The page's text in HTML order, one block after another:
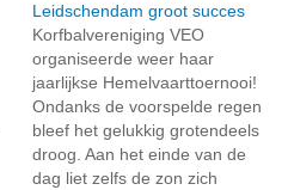
Leidschendam groot succes
Korfbalvereniging VEO
organiseerde weer haar
jaarlijkse Hemelvaarttoernooi!
Ondanks de voorspelde regen
bleef het gelukkig grotendeels
droog. Aan het einde van de
dag liet zelfs de zon zich